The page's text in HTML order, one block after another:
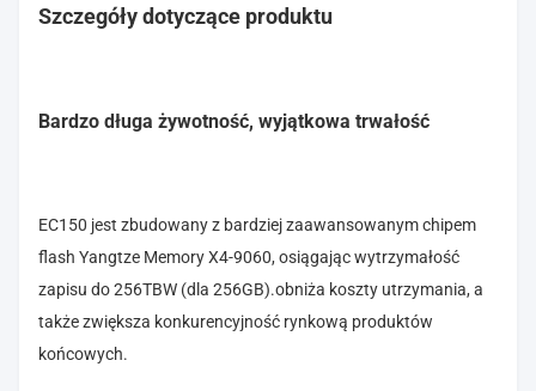
Szczegóły dotyczące produktu
Bardzo długa żywotność, wyjątkowa trwałość
EC150 jest zbudowany z bardziej zaawansowanym chipem
flash Yangtze Memory X4-9060, osiągając wytrzymałość
zapisu do 256TBW (dla 256GB).obniża koszty utrzymania, a
także zwiększa konkurencyjność rynkową produktów
końcowych.